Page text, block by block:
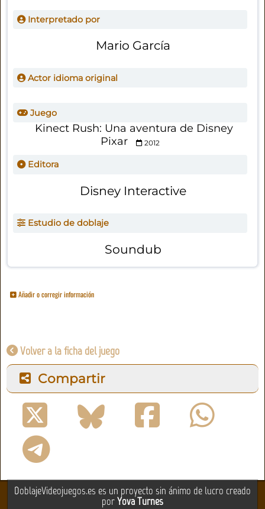
Interpretado por
Mario García
Actor idioma original
Juego
Kinect Rush: Una aventura de Disney
Pixar
2012
Editora
Disney Interactive
Estudio de doblaje
Soundub
Añadir o corregir información
Volver a la ficha del juego
Compartir
DoblajeVideojuegos.es es un proyecto sin ánimo de lucro creado
porYova Turnes